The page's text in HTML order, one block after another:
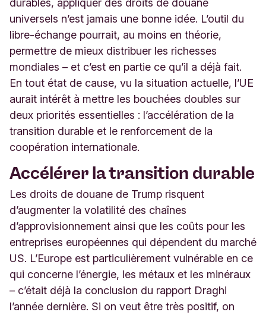
durables, appliquer des droits de douane
universels n’est jamais une bonne idée. L’outil du
libre-échange pourrait, au moins en théorie,
permettre de mieux distribuer les richesses
mondiales – et c’est en partie ce qu’il a déjà fait.
En tout état de cause, vu la situation actuelle, l’UE
aurait intérêt à mettre les bouchées doubles sur
deux priorités essentielles : l’accélération de la
transition durable et le renforcement de la
coopération internationale.
Accélérer la transition durable
Les droits de douane de Trump risquent
d’augmenter la volatilité des chaînes
d’approvisionnement ainsi que les coûts pour les
entreprises européennes qui dépendent du marché
US. L’Europe est particulièrement vulnérable en ce
qui concerne l’énergie, les métaux et les minéraux
– c’était déjà la conclusion du rapport Draghi
l’année dernière. Si on veut être très positif, on